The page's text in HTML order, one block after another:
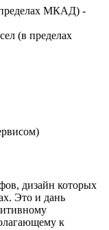
МКАД) -
(в пределах
дизайн которых
Это и дань
к